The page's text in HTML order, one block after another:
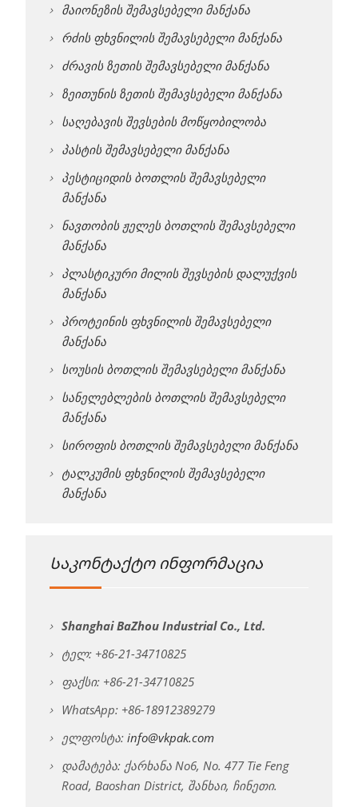
მაიონეზის შემავსებელი მანქანა
რძის ფხვნილის შემავსებელი მანქანა
ძრავის ზეთის შემავსებელი მანქანა
ზეითუნის ზეთის შემავსებელი მანქანა
საღებავის შევსების მოწყობილობა
პასტის შემავსებელი მანქანა
პესტიციდის ბოთლის შემავსებელი
მანქანა
ნავთობის ჟელეს ბოთლის შემავსებელი
მანქანა
პლასტიკური მილის შევსების დალუქვის
მანქანა
პროტეინის ფხვნილის შემავსებელი
მანქანა
სოუსის ბოთლის შემავსებელი მანქანა
სანელებლების ბოთლის შემავსებელი
მანქანა
სიროფის ბოთლის შემავსებელი მანქანა
ტალკუმის ფხვნილის შემავსებელი
მანქანა
Საკონტაქტო ინფორმაცია
Shanghai BaZhou Industrial Co., Ltd.
ტელ: +86-21-34710825
ფაქსი: +86-21-34710825
WhatsApp: +86-18912389279
ელფოსტა: info@vkpak.com
დამატება: ქარხანა No6, No. 477 Tie Feng
Road, Baoshan District, შანხაი, ჩინეთი.